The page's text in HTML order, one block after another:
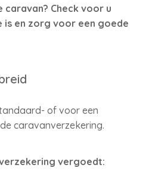
Check voor u
en zorg voor een goede
of voor een
caravanverzekering.
vergoedt: